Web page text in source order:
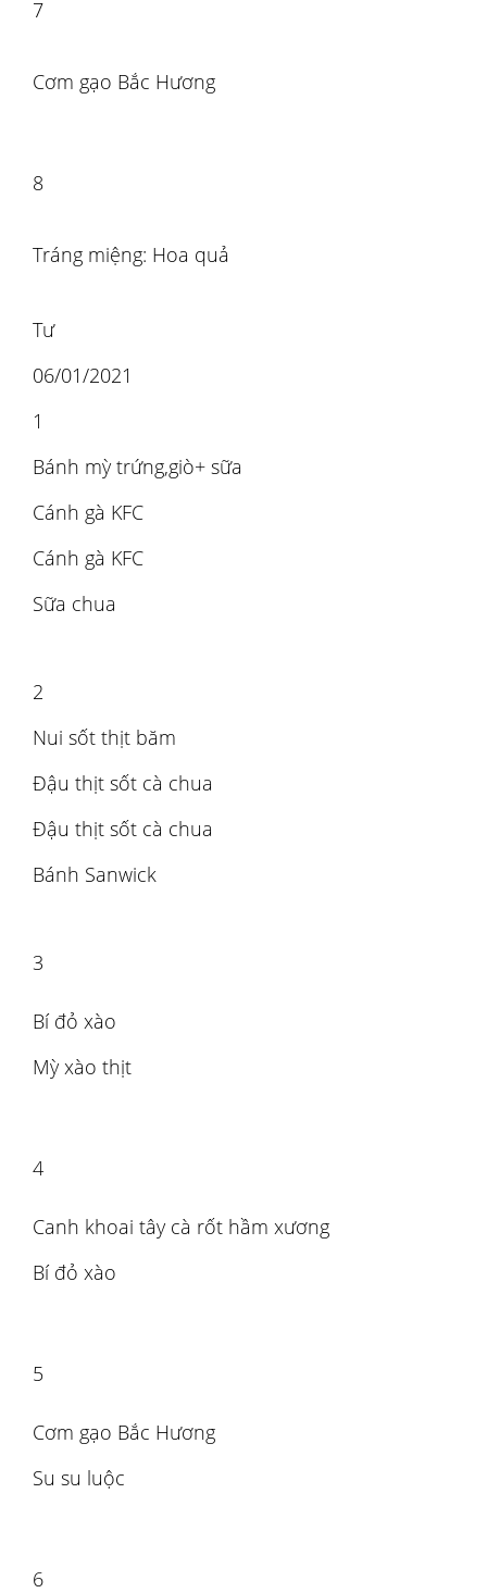
7
Cơm gạo Bắc Hương
8
Tráng miệng: Hoa quả
Tư
06/01/2021
1
Bánh mỳ trứng,giò+ sữa
Cánh gà KFC
Cánh gà KFC
Sữa chua
2
Nui sốt thịt băm
Đậu thịt sốt cà chua
Đậu thịt sốt cà chua
Bánh Sanwick
3
Bí đỏ xào
Mỳ xào thịt
4
Canh khoai tây cà rốt hầm xương
Bí đỏ xào
5
Cơm gạo Bắc Hương
Su su luộc
6